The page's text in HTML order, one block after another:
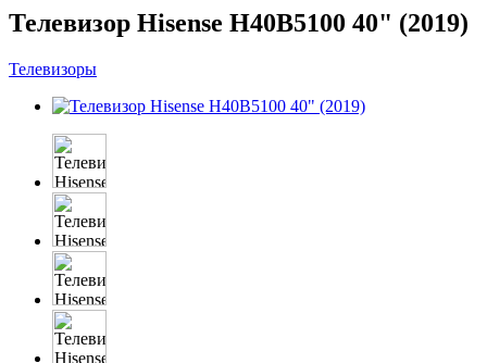
Телевизор Hisense H40B5100 40" (2019)
Телевизоры